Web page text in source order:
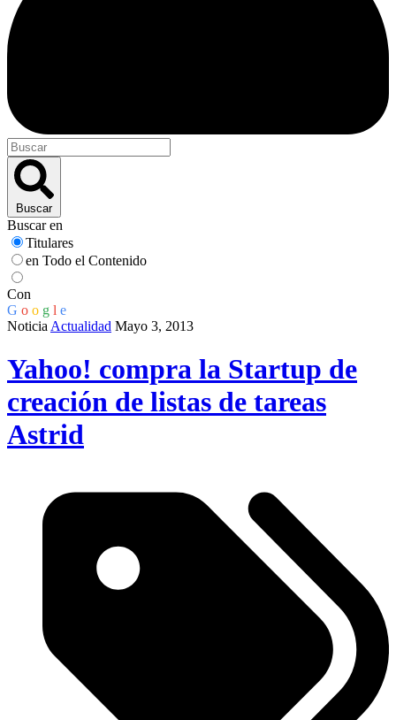
Buscar
Buscar en
Titulares
en Todo el Contenido
Con
G o o g l e
Noticia Actualidad Mayo 3, 2013
Yahoo! compra la Startup de
creación de listas de tareas
Astrid